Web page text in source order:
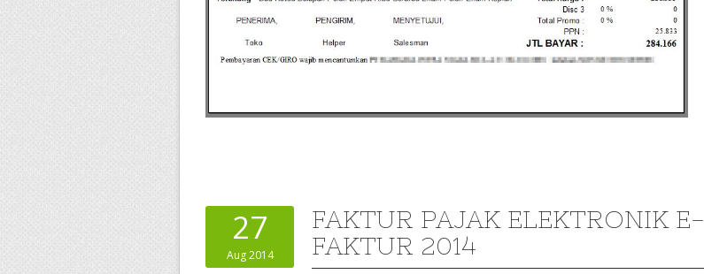
27
Aug 2014
FAKTUR PAJAK ELEKTRONIK E-
FAKTUR 2014